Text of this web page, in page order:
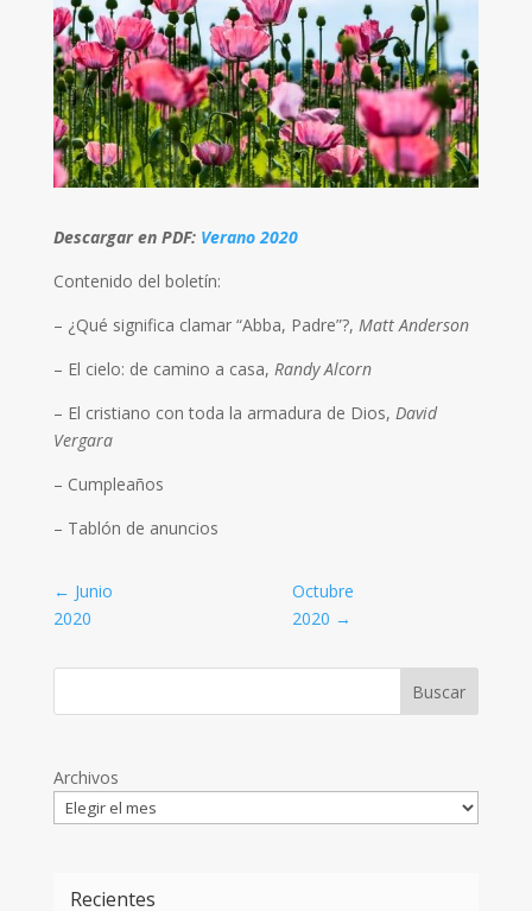
Descargar en PDF: Verano 2020
Contenido del boletín:
– ¿Qué significa clamar “Abba, Padre”?, Matt Anderson
– El cielo: de camino a casa, Randy Alcorn
– El cristiano con toda la armadura de Dios, David
Vergara
– Cumpleaños
– Tablón de anuncios
← Junio
2020
Octubre
2020 →
Archivos
Recientes